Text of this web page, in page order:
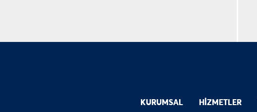
KURUMSAL HİZMETLER